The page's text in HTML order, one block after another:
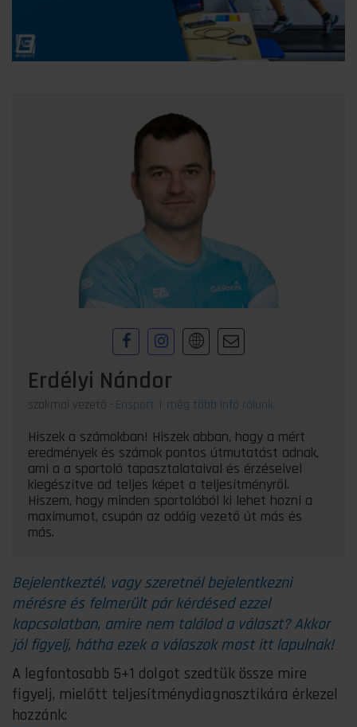
Erdélyi Nándor
szakmai vezető - Ensport | még több infó rólunk
Hiszek a számokban! Hiszek abban, hogy a mért
eredmények és számok pontos útmutatást adnak,
ami a a sportoló tapasztalataival és érzéseivel
kiegészítve ad teljes képet a teljesítményről.
Hiszem, hogy minden sportolóból ki lehet hozni a
maximumot, csupán az odáig vezető út más és
más.
Bejelentkeztél, vagy szeretnél bejelentkezni
mérésre és felmerült pár kérdésed ezzel
kapcsolatban, amire nem találod a választ? Akkor
jól figyelj, hátha ezek a válaszok most itt lapulnak!
A legfontosabb 5+1 dolgot szedtük össze mire
figyelj, mielőtt teljesítménydiagnosztikára érkezel
hozzánk: